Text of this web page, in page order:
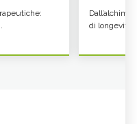
di longevità